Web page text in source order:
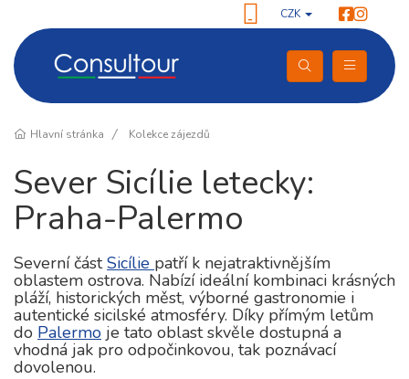
CZK
Hlavní stránka Kolekce zájezdů
Sever Sicílie letecky:
Praha-Palermo
Severní částSicílie patří k nejatraktivnějším
oblastem ostrova. Nabízí ideální kombinaci krásných
pláží, historických měst, výborné gastronomie i
autentické sicilské atmosféry. Díky přímým letům
do Palermo je tato oblast skvěle dostupná a
vhodná jak pro odpočinkovou, tak poznávací
dovolenou.